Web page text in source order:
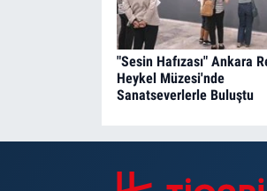
"Sesin Hafızası" Ankara
Heykel Müzesi'nde
Sanatseverlerle Buluştu